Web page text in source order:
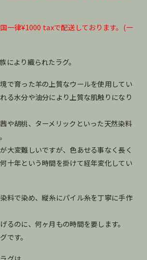
一律¥1000 taxで配送しております。(一
により織られたラグ。
で育った羊の上質なウールを使用してい
る水分や油分により上質な肌触りになり
や胡桃、ターメリックといった天然染料
大変難しいですが、色あせる事なく長く
十年という時間を掛けて経年変化してい
料で染め、縦糸にパイル糸を丁寧に手作
るのに、何ヶ月もの時間を要します。
です。